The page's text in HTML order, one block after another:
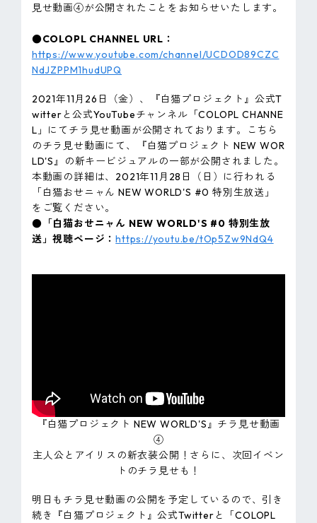
見せ動画④が公開されたことをお知らせいたします。
●COLOPL CHANNEL URL：
https://www.youtube.com/channel/UCDOD89CZC
NdJZPPM1hudUPQ
2021年11月26日（金）、『白猫プロジェクト』公式T
witterと公式YouTubeチャンネル「COLOPL CHANNE
L」にてチラ見せ動画が公開されております。こちら
のチラ見せ動画にて、『白猫プロジェクト NEW WOR
LD'S』の新キービジュアルの一部が公開されました。
本動画の詳細は、2021年11月28日（日）に行われる
「白猫おせニャん NEW WORLD'S #0 特別生放送」
をご覧ください。
●「白猫おせニャん NEW WORLD'S #0 特別生放
送」視聴ページ：https://youtu.be/tOp5Zw9NdQ4
『白猫プロジェクト NEW WORLD'S』チラ見せ動画
④
主人公とアイリスの新衣装公開！さらに、次回イベン
トのチラ見せも！
明日もチラ見せ動画の公開を予定しているので、引き
続き『白猫プロジェクト』公式Twitterと「COLOPL